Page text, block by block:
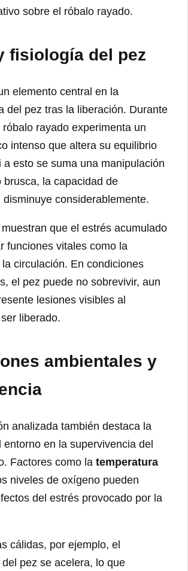
sobre el róbalo rayado.
fisiología del pez
elemento central en la
del pez tras la liberación. Durante
rayado experimenta un
intenso que altera su equilibrio
a esto se suma una manipulación
brusca, la capacidad de
disminuye considerablemente.
que el estrés acumulado
funciones vitales como la
circulación. En condiciones
el pez puede no sobrevivir, aun
lesiones visibles al
liberado.
ambientales y
analizada también destaca la
entorno en la supervivencia del
Factores como la temperatura
niveles de oxígeno pueden
del estrés provocado por la
cálidas, por ejemplo, el
pez se acelera, lo que